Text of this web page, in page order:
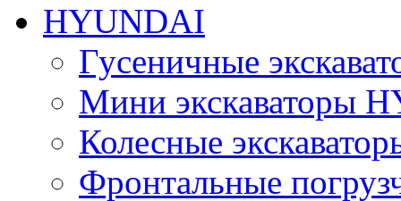
HYUNDAI
Гусеничные
Мини экскаваторы
Колесные
Фронтальные